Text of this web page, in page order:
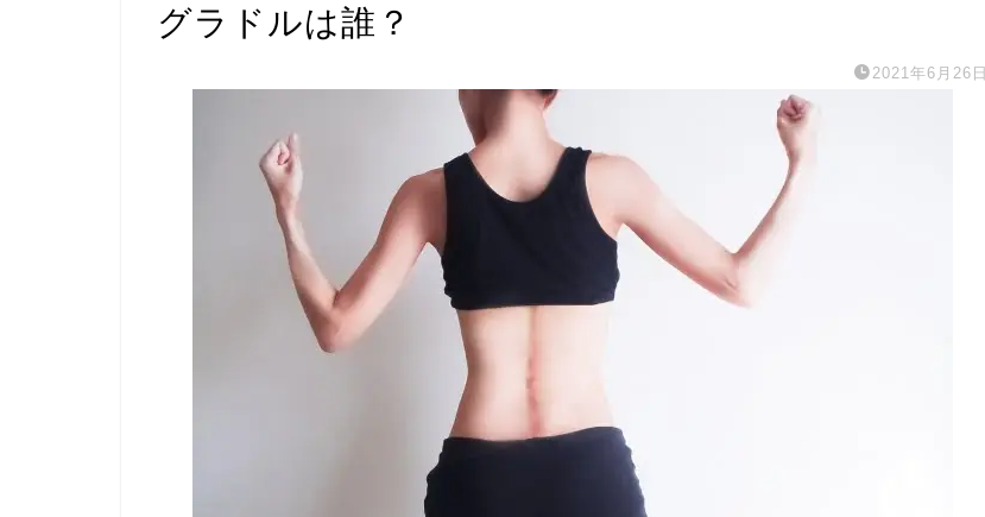
グラドルは誰？
2021年6月26日